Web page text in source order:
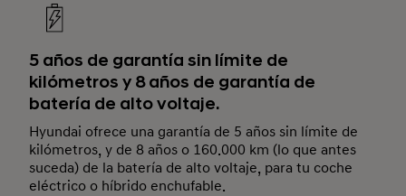
5 años de garantía sin límite de
kilómetros y 8 años de garantía de
batería de alto voltaje.
Hyundai ofrece una garantía de 5 años sin límite de
kilómetros, y de 8 años o 160.000 km (lo que antes
suceda) de la batería de alto voltaje, para tu coche
eléctrico o híbrido enchufable.